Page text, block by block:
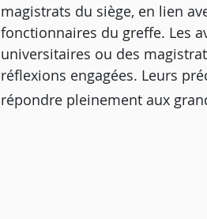
magistrats du siège, en lien
fonctionnaires du greffe. Les
universitaires ou des
réflexions engagées. Leurs
répondre pleinement aux